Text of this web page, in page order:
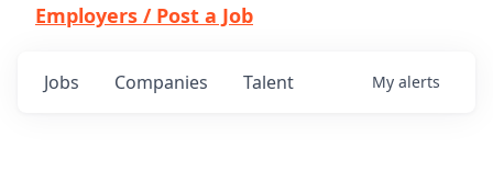
Employers / Post a Job
Jobs Companies Talent My alerts